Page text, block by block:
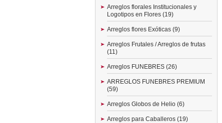
Arreglos florales Institucionales y
Logotipos en Flores (19)
Arreglos flores Exóticas (9)
Arreglos Frutales / Arreglos de frutas
(11)
Arreglos FUNEBRES (26)
ARREGLOS FUNEBRES PREMIUM
(59)
Arreglos Globos de Helio (6)
Arreglos para Caballeros (19)